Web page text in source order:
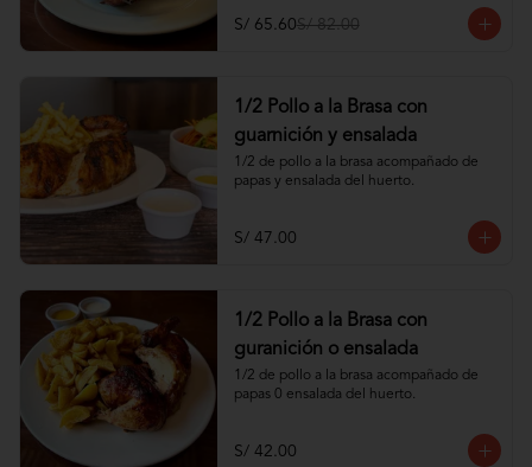
S/ 65.60S/ 82.00
1/2 Pollo a la Brasa con
guarnición y ensalada
1/2 de pollo a la brasa acompañado de
papas y ensalada del huerto.
S/ 47.00
1/2 Pollo a la Brasa con
guranición o ensalada
1/2 de pollo a la brasa acompañado de
papas 0 ensalada del huerto.
S/ 42.00